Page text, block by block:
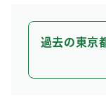
過去の東京